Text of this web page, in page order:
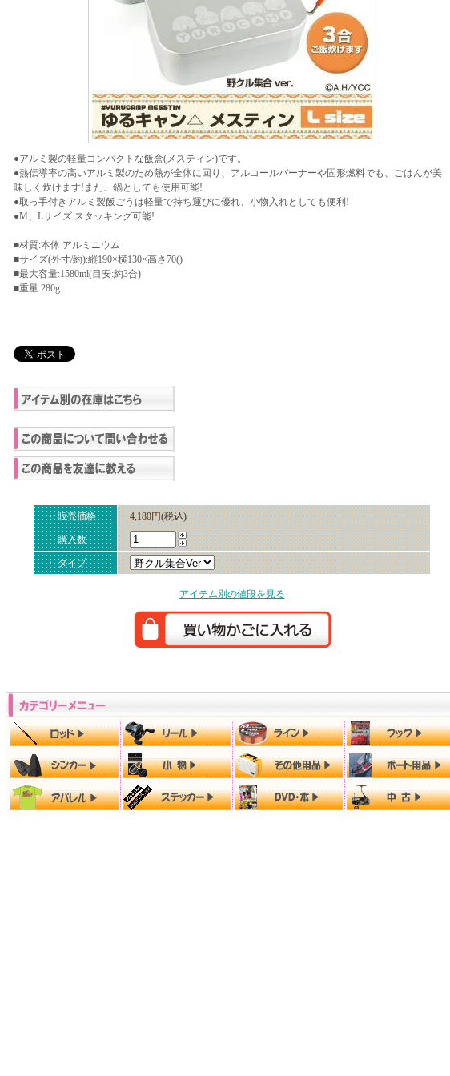
●アルミ製の軽量コンパクトな飯盒(メスティン)です。
●熱伝導率の高いアルミ製のため熱が全体に回り、アルコールバーナーや固形燃料でも、ごはんが美
味しく炊けます!また、鍋としても使用可能!
●取っ手付きアルミ製飯ごうは軽量で持ち運びに優れ、小物入れとしても便利!
●M、Lサイズ スタッキング可能!
■材質:本体 アルミニウム
■サイズ(外寸/約):縦190×横130×高さ70()
■最大容量:1580ml(目安:約3合)
■重量:280g
・ 販売価格 4,180円(税込)
・ 購入数
・ タイプ
アイテム別の値段を見る